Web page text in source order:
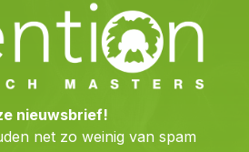
nieuwsbrief!
net zo weinig van spam